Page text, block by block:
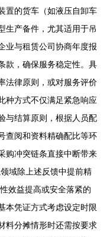
置的货车（如液压自卸车
生产备件，尤其适用于吊
业与租赁公司协商年度报
款，确保服务稳定性。具
法律原则，或对服务评价
种方式不仅满足紧急响应
与结算原则，根据人员配
查阅和资料精确配比等环
购冲突链条直接中断带来
域除上述反馈中提前精
效益提高或安全落紧的
本凭证方式考虑设定时限
料分摊情形时还需按要求